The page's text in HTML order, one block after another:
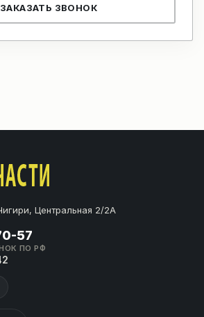
ЗАКАЗАТЬ ЗВОНОК
Центральная 2/2А
57
ПО РФ